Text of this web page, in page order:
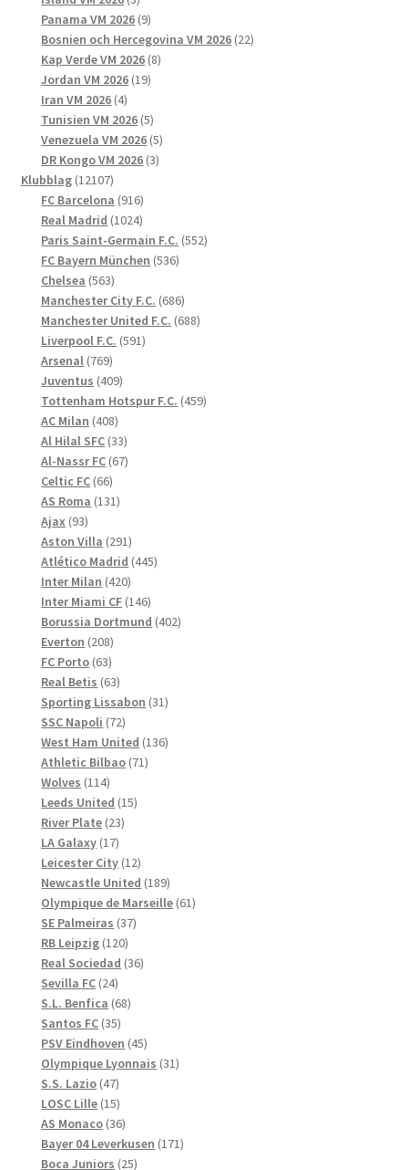
produkter
Panama VM 2026 99
produkter
Bosnien och Hercegovina VM 2026 2222
Kap Verde VM 2026 88
Jordan VM 2026 1919
Iran VM 2026 44
produkter
Tunisien VM 2026 55
produkter
Venezuela VM 2026 55
DR Kongo VM 2026 33
Klubblag 1210712107
produkter
FC Barcelona 916916
produkter
Real Madrid 10241024
produkter
Paris Saint-Germain F.C. 552552
FC Bayern München 536536
Chelsea 563563
produkter
Manchester City F.C. 686686
produkter
Manchester United F.C. 688688
Liverpool F.C. 591591
Arsenal 769769
produkter
Juventus 409409
produkter
Tottenham Hotspur F.C. 459459
AC Milan 408408
produkter
Al Hilal SFC 3333
produkter
Al-Nassr FC 6767
Celtic FC 6666
produkter
AS Roma 131131
Ajax 9393
produkter
Aston Villa 291291
produkter
Atlético Madrid 445445
Inter Milan 420420
produkter
Inter Miami CF 146146
produkter
Borussia Dortmund 402402
Everton 208208
produkter
FC Porto 6363
produkter
Real Betis 6363
produkter
Sporting Lissabon 3131
SSC Napoli 7272
produkter
West Ham United 136136
Athletic Bilbao 7171
Wolves 114114
produkter
Leeds United 1515
River Plate 2323
LA Galaxy 1717
produkter
Leicester City 1212
produkter
Newcastle United 189189
produkter
Olympique de Marseille 6161
SE Palmeiras 3737
RB Leipzig 120120
produkter
Real Sociedad 3636
Sevilla FC 2424
produkter
S.L. Benfica 6868
Santos FC 3535
produkter
PSV Eindhoven 4545
produkter
Olympique Lyonnais 3131
S.S. Lazio 4747
produkter
LOSC Lille 1515
produkter
AS Monaco 3636
produkter
Bayer 04 Leverkusen 171171
Boca Juniors 2525